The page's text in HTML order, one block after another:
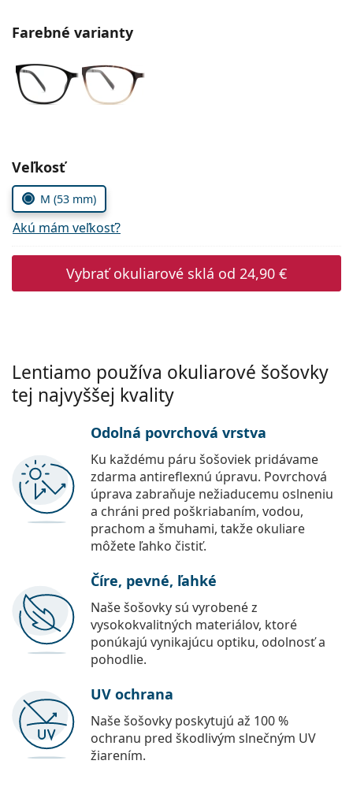
Persol
Prada
Všetky značky
Farebné varianty
Zvoľte parametre
Veľkosť
M (53 mm)
Akú mám veľkosť?
Vybrať okuliarové sklá od 24,90 €
Lentiamo používa okuliarové šošovky
tej najvyššej kvality
Odolná povrchová vrstva
Ku každému páru šošoviek pridávame
zdarma antireflexnú úpravu. Povrchová
úprava zabraňuje nežiaducemu oslneniu
a chráni pred poškriabaním, vodou,
prachom a šmuhami, takže okuliare
môžete ľahko čistiť.
Číre, pevné, ľahké
Naše šošovky sú vyrobené z
vysokokvalitných materiálov, ktoré
ponúkajú vynikajúcu optiku, odolnosť a
pohodlie.
UV ochrana
Naše šošovky poskytujú až 100 %
ochranu pred škodlivým slnečným UV
žiarením.